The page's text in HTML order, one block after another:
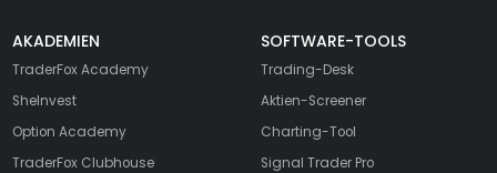
AKADEMIEN
TraderFox Academy
SheInvest
Option Academy
TraderFox Clubhouse
SOFTWARE-TOOLS
Trading-Desk
Aktien-Screener
Charting-Tool
Signal Trader Pro